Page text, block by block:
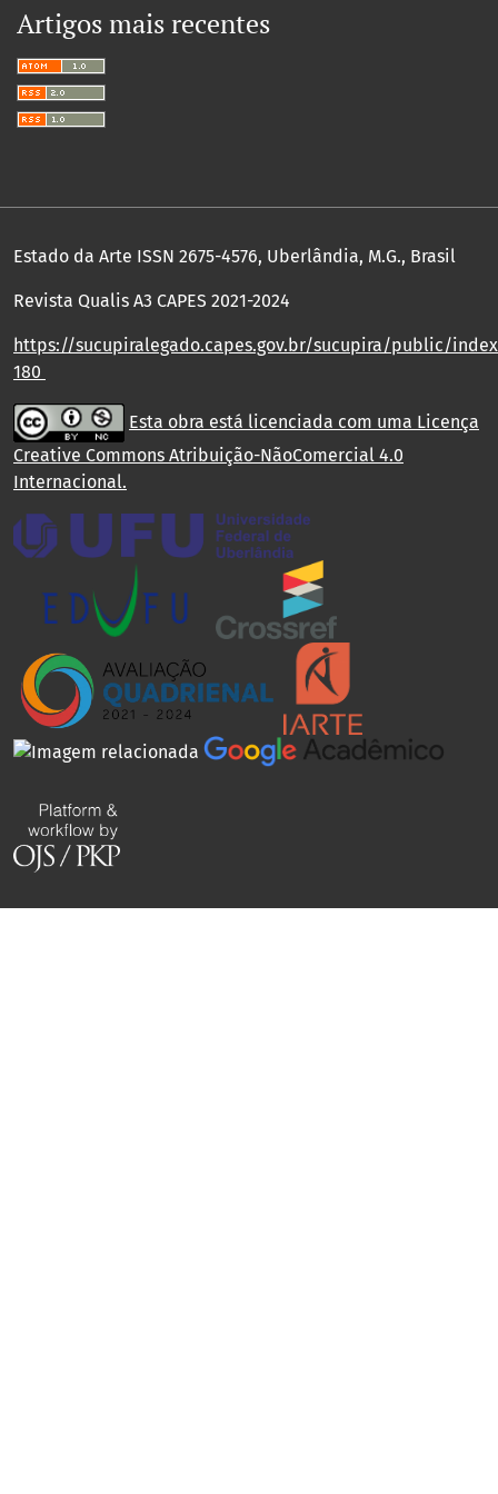
Artigos mais recentes
Estado da Arte ISSN 2675-4576, Uberlândia, M.G., Brasil
Revista Qualis A3 CAPES 2021-2024
https://sucupiralegado.capes.gov.br/sucupira/public/
180
Esta obra está licenciada com uma Licença
Creative Commons Atribuição-NãoComercial 4.0
Internacional.